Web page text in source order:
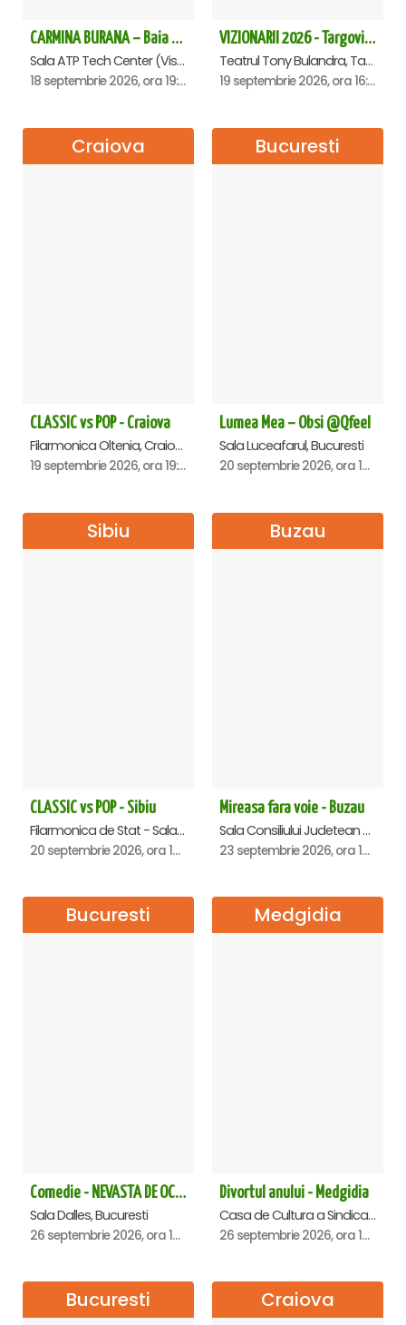
CARMINA BURANA – Baia Mare
Sala ATP Tech Center (Vis a vis de Auchan), Baia-Mare
18 septembrie 2026, ora 19:00
VIZIONARII 2026 - Targoviste
Teatrul Tony Bulandra, Targoviste
19 septembrie 2026, ora 16:00
Craiova
CLASSIC vs POP - Craiova
Filarmonica Oltenia, Craiova
19 septembrie 2026, ora 19:00
Bucuresti
Lumea Mea – Obsi @Qfeel
Sala Luceafarul, Bucuresti
20 septembrie 2026, ora 12:30
Sibiu
CLASSIC vs POP - Sibiu
Filarmonica de Stat - Sala Thalia, Sibiu
20 septembrie 2026, ora 19:00
Buzau
Mireasa fara voie - Buzau
Sala Consiliului Judetean Buzau, Buzau
23 septembrie 2026, ora 19:29
Bucuresti
Comedie - NEVASTA DE OCAZIE !!!
Sala Dalles, Bucuresti
26 septembrie 2026, ora 19:00
Medgidia
Divortul anului - Medgidia
Casa de Cultura a Sindicatelor Lucian Grigorescu, Medgidia
26 septembrie 2026, ora 19:00
Bucuresti Craiova